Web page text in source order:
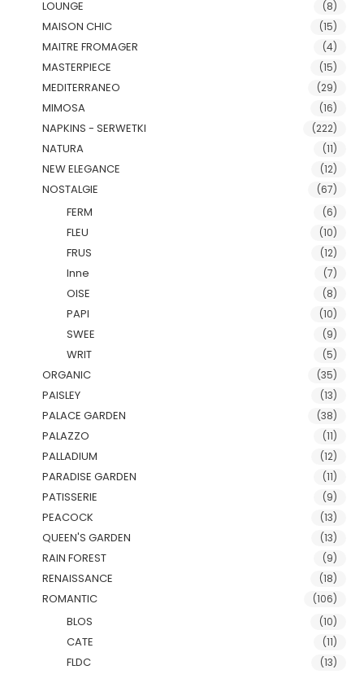
LOUNGE (8)
MAISON CHIC (15)
MAITRE FROMAGER (4)
MASTERPIECE (15)
MEDITERRANEO (29)
MIMOSA (16)
NAPKINS - SERWETKI (222)
NATURA (11)
NEW ELEGANCE (12)
NOSTALGIE (67)
FERM (6)
FLEU (10)
FRUS (12)
Inne (7)
OISE (8)
PAPI (10)
SWEE (9)
WRIT (5)
ORGANIC (35)
PAISLEY (13)
PALACE GARDEN (38)
PALAZZO (11)
PALLADIUM (12)
PARADISE GARDEN (11)
PATISSERIE (9)
PEACOCK (13)
QUEEN'S GARDEN (13)
RAIN FOREST (9)
RENAISSANCE (18)
ROMANTIC (106)
BLOS (10)
CATE (11)
FLDC (13)